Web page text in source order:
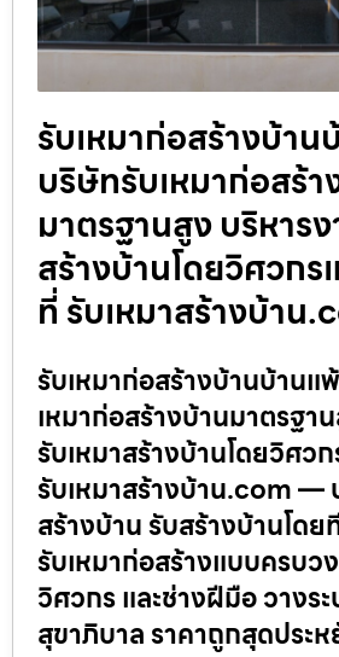
รับเหมาก่อสร้างบ้า
บริษัทรับเหมาก่อสร้า
มาตรฐานสูง บริหาร
สร้างบ้านโดยวิศวกร
ที่ รับเหมาสร้างบ้าน
รับเหมาก่อสร้างบ้านบ้านแ
เหมาก่อสร้างบ้านมาตรฐา
รับเหมาสร้างบ้านโดยวิศว
รับเหมาสร้างบ้าน.com —
สร้างบ้าน รับสร้างบ้านโด
รับเหมาก่อสร้างแบบครบว
วิศวกร และช่างฝีมือ วางร
สุขาภิบาล ราคาถูกสุดประ